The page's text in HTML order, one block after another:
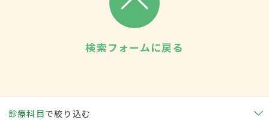
検索フォームに戻る
診療科目で絞り込む